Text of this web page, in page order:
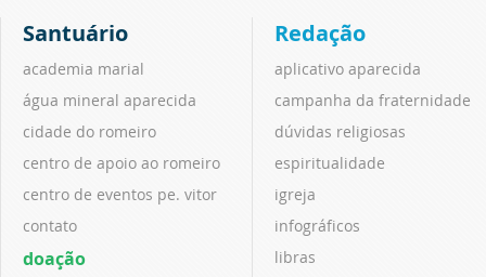
Santuário
academia marial
água mineral aparecida
cidade do romeiro
centro de apoio ao romeiro
centro de eventos pe. vitor
contato
doação
Redação
aplicativo aparecida
campanha da fraternidade
dúvidas religiosas
espiritualidade
igreja
infográficos
libras